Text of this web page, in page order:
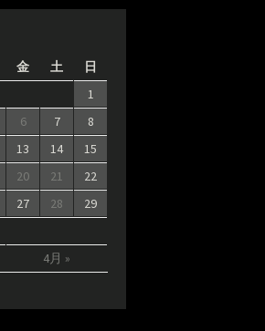
金 土 日
4月 »
1
6 7
8
13 14
15
20 21
22
27 28
29